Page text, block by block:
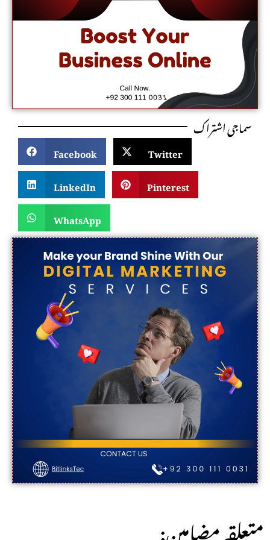
سماجی اشتراک
Facebook
Twitter
LinkedIn
Pinterest
WhatsApp
:متعلقہ مضامین